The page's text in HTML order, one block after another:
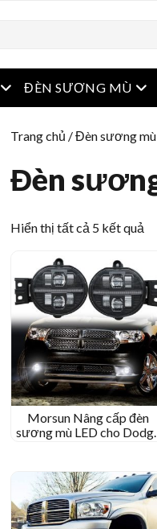
Mở menu
ĐÈN SƯƠNG MÙ
Trang chủ /Đèn sương mù
Đèn
Hiển thị tất cả 5 kết quả
Morsun Nâng cấp đèn
sương mù LED cho
trước ánh sáng